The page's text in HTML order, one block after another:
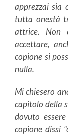
apprezzai sia
tutta onestà
attrice. Non
accettare,
copione si
nulla.
Mi chiesero
capitolo della
dovuto
copione dissi